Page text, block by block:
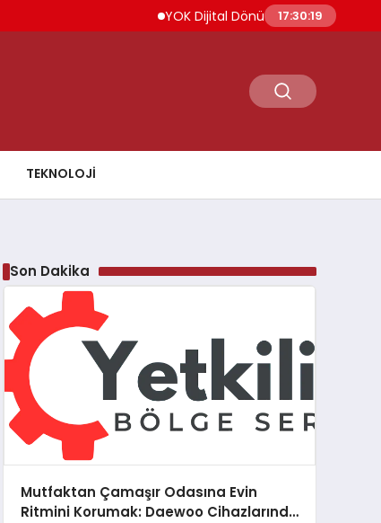
YOK Dijital Dönüşüm İçin Bilişim Uzmanları
17:30:20
TEKNOLOJI
Son Dakika
Mutfaktan Çamaşır Odasına Evin
Ritmini Korumak: Daewoo Cihazlarında